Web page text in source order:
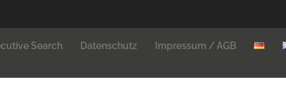
Search Datenschutz Impressum / AGB